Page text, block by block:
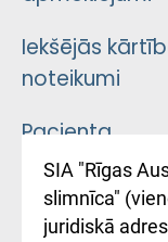
Iekšējās
noteikumi
Pacienta
atsauksmju/
iesniegšanas
kārtība
SIA "Rīgas
slimnīca"
juridiskā